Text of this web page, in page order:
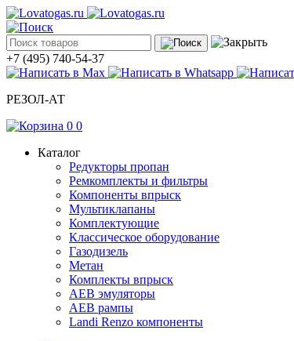
+7 (495) 740-54-37
РЕЗОЛ-АТ
0 0
Каталог
Редукторы пропан
Ремкомплекты и фильтры
Компоненты впрыск
Мультиклапаны
Комплектующие
Классическое оборудование
Газодизель
Метан
Комплекты впрыск
АЕВ эмуляторы
АЕВ рампы
Landi Renzo компоненты